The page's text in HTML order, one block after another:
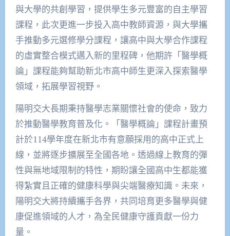
與大學的共創學習，提供學生多元豐富的自主學習
課程，此次更進一步投入高中教師資源，與大學攜
手推動多元選修學分課程，讓高中與大學合作課程
的虛實整合模式邁入新的里程碑，他期許「醫學概
論」課程能夠幫助新北市高中師生更深入探索醫學
領域，拓展學習視野。
陽明交大長期秉持醫學志業關懷社會的使命，致力
於推動醫學教育普及化。「醫學概論」課程計畫預
計於114學年度在新北市有意願採用的高中正式上
線，並將逐步擴展至全國各地。透過線上教育的彈
性與無地域限制的特性，期盼讓全國高中生都能獲
得紮實且正確的健康科學與尖端醫療知識。未來，
陽明交大將持續攜手各界，共同培育更多醫學與健
康促進領域的人才，為全民健康守護貢獻一份力
量。